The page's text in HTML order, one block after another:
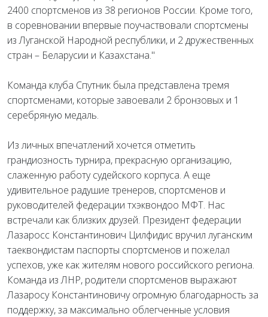
2400 спортсменов из 38 регионов России. Кроме того,
в соревновании впервые поучаствовали спортсмены
из Луганской Народной республики, и 2 дружественных
стран – Беларусии и Казахстана."
Команда клуба Спутник была представлена тремя
спортсменами, которые завоевали 2 бронзовых и 1
серебряную медаль.
Из личных впечатлений хочется отметить
грандиозность турнира, прекрасную организацию,
слаженную работу судейского корпуса. А еще
удивительное радушие тренеров, спортсменов и
руководителей федерации тхэквондоо МФТ. Нас
встречали как близких друзей. Президент федерации
Лазаросс Константинович Цилфидис вручил луганским
таеквондистам паспорты спортсменов и пожелал
успехов, уже как жителям нового российского региона.
Команда из ЛНР, родители спортсменов выражают
Лазаросу Константиновичу огромную благодарность за
поддержку, за максимально облегченные условия